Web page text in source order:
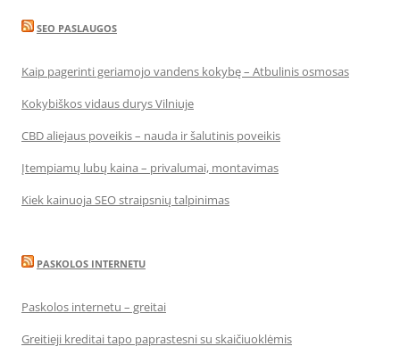
SEO PASLAUGOS
Kaip pagerinti geriamojo vandens kokybę – Atbulinis osmosas
Kokybiškos vidaus durys Vilniuje
CBD aliejaus poveikis – nauda ir šalutinis poveikis
Įtempiamų lubų kaina – privalumai, montavimas
Kiek kainuoja SEO straipsnių talpinimas
PASKOLOS INTERNETU
Paskolos internetu – greitai
Greitieji kreditai tapo paprastesni su skaičiuoklėmis